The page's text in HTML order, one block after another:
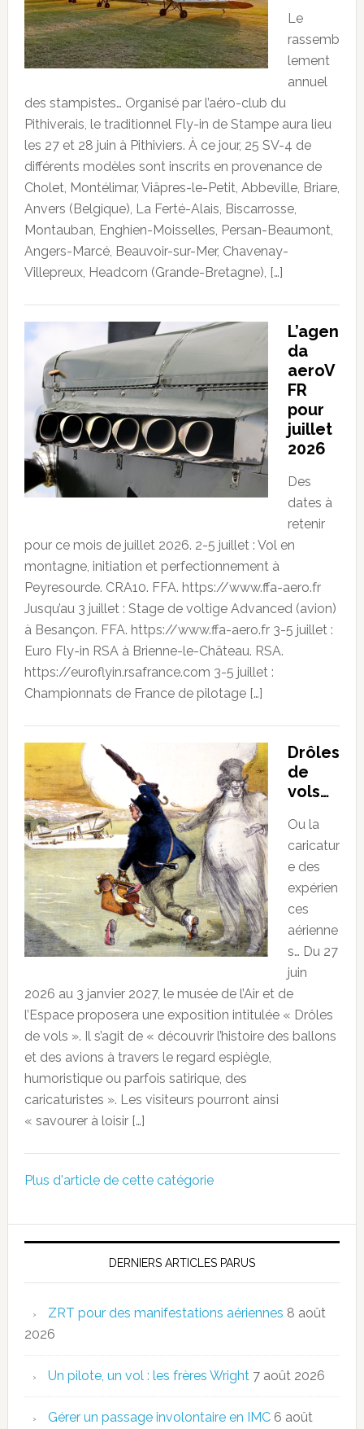
Le
rassemb
lement
annuel
des stampistes… Organisé par l’aéro-club du
Pithiverais, le traditionnel Fly-in de Stampe aura lieu
les 27 et 28 juin à Pithiviers. À ce jour, 25 SV-4 de
différents modèles sont inscrits en provenance de
Cholet, Montélimar, Viâpres-le-Petit, Abbeville, Briare,
Anvers (Belgique), La Ferté-Alais, Biscarrosse,
Montauban, Enghien-Moisselles, Persan-Beaumont,
Angers-Marcé, Beauvoir-sur-Mer, Chavenay-
Villepreux, Headcorn (Grande-Bretagne), […]
L’agen
da
aeroV
FR
pour
juillet
2026
Des
dates à
retenir
pour ce mois de juillet 2026. 2-5 juillet : Vol en
montagne, initiation et perfectionnement à
Peyresourde. CRA10. FFA. https://www.ffa-aero.fr
Jusqu’au 3 juillet : Stage de voltige Advanced (avion)
à Besançon. FFA. https://www.ffa-aero.fr 3-5 juillet :
Euro Fly-in RSA à Brienne-le-Château. RSA.
https://euroflyin.rsafrance.com 3-5 juillet :
Championnats de France de pilotage […]
Drôles
de
vols…
Ou la
caricatur
e des
expérien
ces
aérienne
s… Du 27
juin
2026 au 3 janvier 2027, le musée de l’Air et de
l’Espace proposera une exposition intitulée « Drôles
de vols ». Il s’agit de « découvrir l’histoire des ballons
et des avions à travers le regard espiègle,
humoristique ou parfois satirique, des
caricaturistes ». Les visiteurs pourront ainsi
« savourer à loisir […]
Plus d'article de cette catégorie
DERNIERS ARTICLES PARUS
ZRT pour des manifestations aériennes 8 août
2026
Un pilote, un vol : les frères Wright 7 août 2026
Gérer un passage involontaire en IMC 6 août